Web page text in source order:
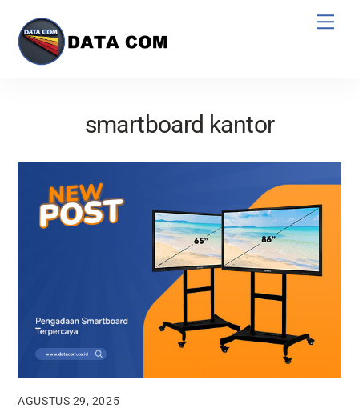
content
smartboard kantor
AGUSTUS 29, 2025